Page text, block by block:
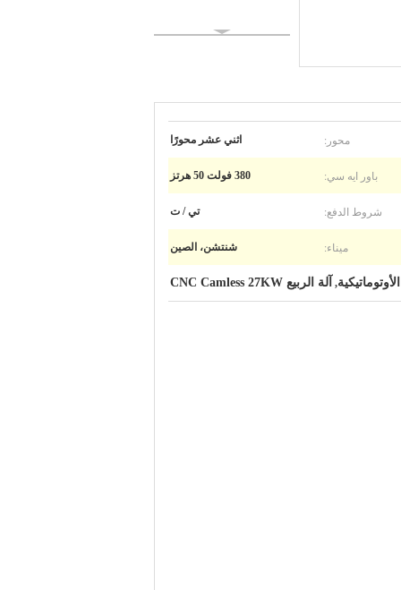
محور: اثني عشر محورًا
باور ايه سي: 380 فولت 50 هرتز
شروط الدفع: تي / ت
ميناء: شنتشن، الصين
, آلة الربيع CNC Camless 27KW